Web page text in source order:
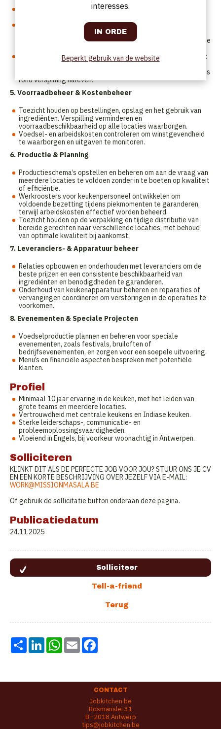
Smaken en presentatie controleren, inclusief garnituren, en
Zorgen voor naleving van voedselveiligheids- en
gezondheidsvoorschriften in zowel voorbereidings- als
restaurantkeukens om een schone en veilige werkomgeving te
Een correcte afsluiting aan het einde van de shift verzekeren:
gerechten en voedsel op de juiste manier opslaan, koeling
procedures controleren, voorraadbeheer (FIFO) en procedures
rond verspilling naleven.
5. Voorraadbeheer & Kostenbeheer
Toezicht houden op bestellingen, opslag en het gebruik van
ingrediënten. Verspilling verminderen en
voorraadbeschikbaarheid op alle locaties waarborgen.
Voedsel- en arbeidskosten controleren om winstgevendheid
te waarborgen en uitgaven te monitoren.
6. Productie & Planning
Productieschema’s opstellen en beheren om aan de vraag van
meerdere locaties te voldoen zonder in te boeten op kwaliteit
of efficiëntie.
Werkroosters voor keukenpersoneel ontwikkelen om
voldoende bezetting tijdens piekmomenten te garanderen,
terwijl arbeidskosten effectief worden beheerd.
Toezicht houden op de verpakking en tijdige distributie van
bereide gerechten naar verschillende locaties, met behoud
van optimale kwaliteit bij aankomst.
7. Leveranciers- & Apparatuur beheer
Relaties opbouwen en onderhouden met leveranciers om de
beste prijzen en een consistente beschikbaarheid van
ingrediënten en benodigdheden te garanderen.
Onderhoud van keukenapparatuur beheren en reparaties of
vervangingen coördineren om verstoringen in de operaties te
voorkomen.
8. Evenementen & Speciale Projecten
Voedselproductie plannen en beheren voor speciale
evenementen, zoals festivals, bruiloften of
bedrijfsevenementen, en zorgen voor een soepele uitvoering.
Menu’s en financiële aspecten bespreken met potentiële
klanten.
Profiel
Minimaal 10 jaar ervaring in de keuken, met het leiden van
grote teams en meerdere locaties.
Vertrouwdheid met centrale keukens en Indiase keuken.
Sterke leiderschaps-, communicatie- en
probleemoplossingsvaardigheden.
Vloeiend in Engels, bij voorkeur woonachtig in Antwerpen.
Solliciteren
KLINKT DIT ALS DE PERFECTE JOB VOOR JOU? STUUR ONS JE CV
EN EEN KORTE BESCHRIJVING OVER JEZELF VIA E-MAIL:
WORK@MISSIONMASALA.BE
Of gebruik de sollicitatie button onderaan deze pagina.
Publicatiedatum
24.11.2025
Share LinkedInWhatsApp
Email
CONTACT
Jobkitchen.be
Bosmanslei 31
B–2018 Antwerp
tips@jobkitchen.be
interesses.
Beperkt gebruik van de website